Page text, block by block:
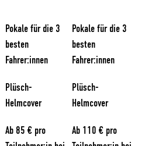
Pokale für die 3
besten
Fahrer:innen
Pokale für die 3
besten
Fahrer:innen
Plüsch-
Helmcover
Plüsch-
Helmcover
Ab 85 € pro
Ab 110 € pro